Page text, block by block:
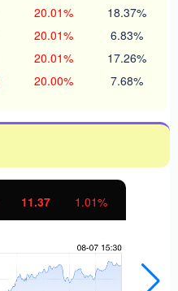
20.01% 18.37%
20.01% 6.83%
20.01% 17.26%
20.00% 7.68%
11.37 1.01%